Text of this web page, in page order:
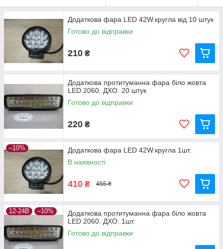
Додаткова фара LED 42W.кругла від 10 штук
Готово до відправки
210 ₴
Додаткова протитуманна фара біло жовта
LED 2060. ДХО. 20 штук
Готово до відправки
220 ₴
–10%
Додаткова фара LED 42W.кругла 1шт.
В наявності
410 ₴ 455 ₴
12-24В –10%
Додаткова протитуманна фара біло жовта
LED 2060. ДХО. 1шт.
Готово до відправки